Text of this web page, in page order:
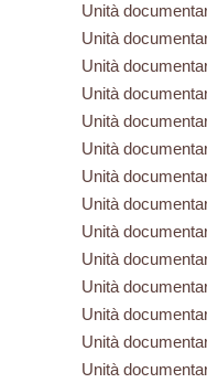
Unità
Unità
Unità
Unità
Unità
Unità
Unità
Unità
Unità
Unità
Unità
Unità
Unità
Unità